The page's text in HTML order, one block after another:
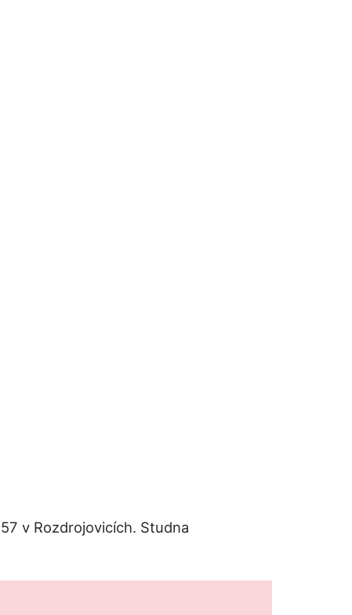
v Rozdrojovicích. Studna